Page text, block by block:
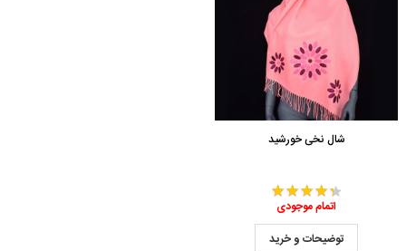
شال نخی خورشید
اتمام موجودی
توضیحات و خرید